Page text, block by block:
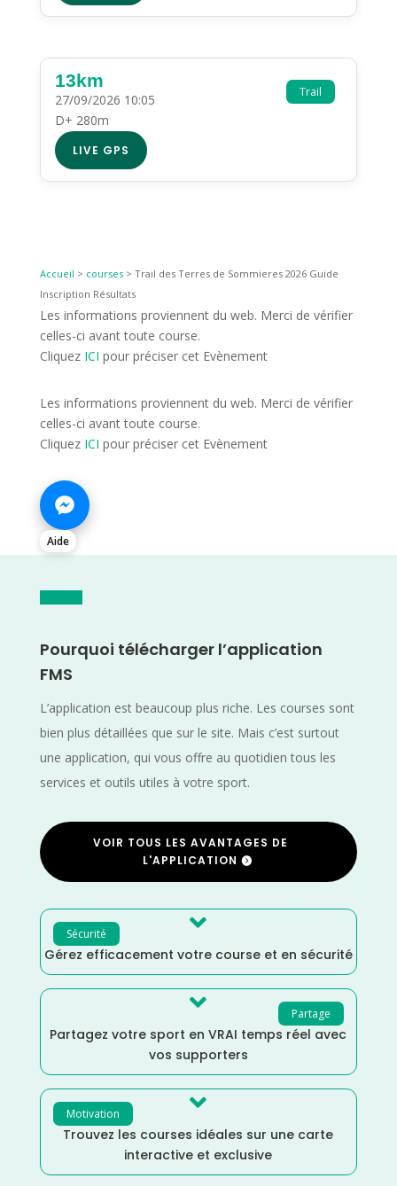
Trail
13km
27/09/2026 10:05
D+ 280m
LIVE GPS
Accueil > courses> Trail des Terres de Sommieres 2026 Guide
Inscription Résultats
Les informations proviennent du web. Merci de vérifier
celles-ci avant toute course.
Cliquez ICI pour préciser cet Evènement
Les informations proviennent du web. Merci de vérifier
celles-ci avant toute course.
Cliquez ICI pour préciser cet Evènement
Aide
Pourquoi télécharger l’application
FMS
L’application est beaucoup plus riche. Les courses sont
bien plus détaillées que sur le site. Mais c’est surtout
une application, qui vous offre au quotidien tous les
services et outils utiles à votre sport.
VOIR TOUS LES AVANTAGES DE
L'APPLICATION
Sécurité 
Gérez efficacement votre course et en sécurité
Partage

Partagez votre sport en VRAI temps réel avec
vos supporters
Motivation 
Trouvez les courses idéales sur une carte
interactive et exclusive